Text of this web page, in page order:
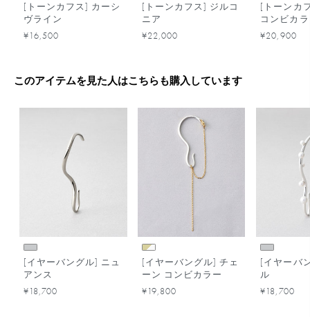
[トーンカフス] カーシ
ヴライン
¥16,500
[トーンカフス] ジルコ
ニア
¥22,000
[トーンカ
コンビカ
¥20,900
このアイテムを見た人はこちらも購入しています
[イヤーバングル] ニュ
アンス
¥18,700
[イヤーバングル] チェ
ーン コンビカラー
¥19,800
[イヤーバ
ル
¥18,700